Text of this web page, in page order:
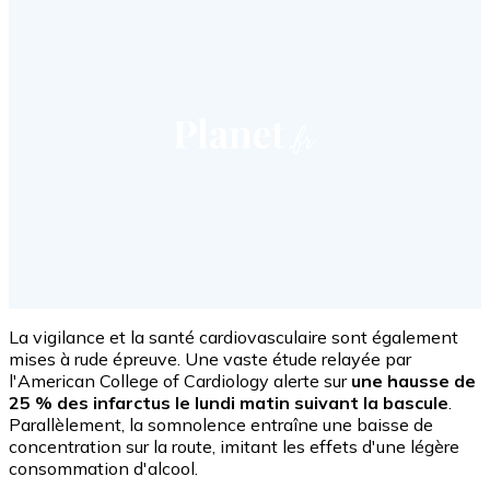
La vigilance et la santé cardiovasculaire sont également
mises à rude épreuve. Une vaste étude relayée par
l'American College of Cardiology alerte sur une hausse de
25 % des infarctus le lundi matin suivant la bascule.
Parallèlement, la somnolence entraîne une baisse de
concentration sur la route, imitant les effets d'une légère
consommation d'alcool.